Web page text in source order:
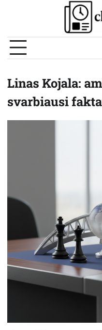
Linas Kojala:
svarbiausi